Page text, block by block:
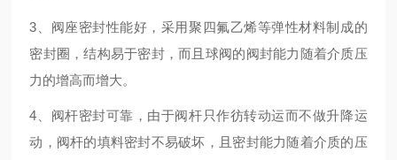
3、阀座密封性能好，采用聚四氟乙烯等弹性材料制成的
密封圈，结构易于密封，而且球阀的阀封能力随着介质压
力的增高而增大。
4、阀杆密封可靠，由于阀杆只作彷转动运而不做升降运
动，阀杆的填料密封不易破坏，且密封能力随着介质的压